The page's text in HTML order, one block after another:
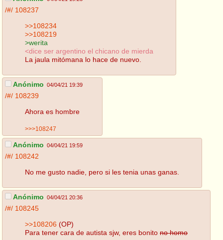
/#/ 108237
>>108234
>>108219
>werita
<dice ser argentino el chicano de mierda
La jaula mitómana lo hace de nuevo.
Anónimo 04/04/21 19:39
/#/ 108239
Ahora es hombre
>>>108247
Anónimo 04/04/21 19:59
/#/ 108242
No me gusto nadie, pero si les tenia unas ganas.
Anónimo 04/04/21 20:36
/#/ 108245
>>108206 (OP)
Para tener cara de autista sjw, eres bonito no homo